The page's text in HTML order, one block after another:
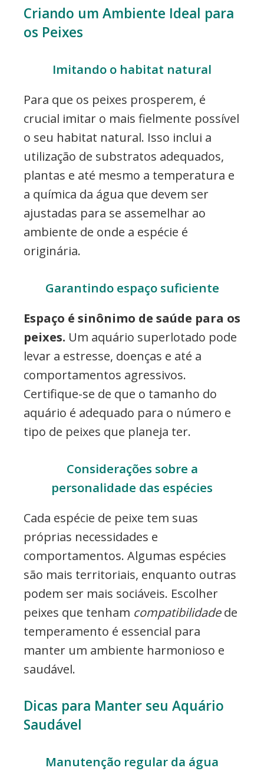
Criando um Ambiente Ideal para
os Peixes
Imitando o habitat natural
Para que os peixes prosperem, é
crucial imitar o mais fielmente possível
o seu habitat natural. Isso inclui a
utilização de substratos adequados,
plantas e até mesmo a temperatura e
a química da água que devem ser
ajustadas para se assemelhar ao
ambiente de onde a espécie é
originária.
Garantindo espaço suficiente
Espaço é sinônimo de saúde para os
peixes. Um aquário superlotado pode
levar a estresse, doenças e até a
comportamentos agressivos.
Certifique-se de que o tamanho do
aquário é adequado para o número e
tipo de peixes que planeja ter.
Considerações sobre a
personalidade das espécies
Cada espécie de peixe tem suas
próprias necessidades e
comportamentos. Algumas espécies
são mais territoriais, enquanto outras
podem ser mais sociáveis. Escolher
peixes que tenham compatibilidadede
temperamento é essencial para
manter um ambiente harmonioso e
saudável.
Dicas para Manter seu Aquário
Saudável
Manutenção regular da água